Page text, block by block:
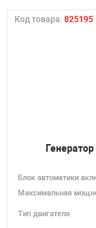
Код товара: 825195
Блок автоматики
Максимальная
Тип двигателя